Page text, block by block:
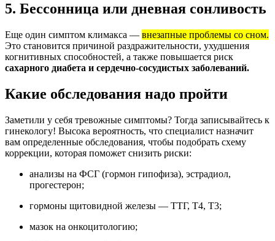
5. Бессонница или дневная сонливость
Еще один симптом климакса — внезапные проблемы со сном.
Это становится причиной раздражительности, ухудшения
когнитивных способностей, а также повышается риск
сахарного диабета и сердечно-сосудистых заболеваний.
Какие обследования надо пройти
Заметили у себя тревожные симптомы? Тогда записывайтесь к
гинекологу! Высока вероятность, что специалист назначит
вам определенные обследования, чтобы подобрать схему
коррекции, которая поможет снизить риски:
анализы на ФСГ (гормон гипофиза), эстрадиол,
прогестерон;
гормоны щитовидной железы — ТТГ, Т4, Т3;
мазок на онкоцитологию;